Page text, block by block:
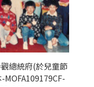
總統府(於兒童節